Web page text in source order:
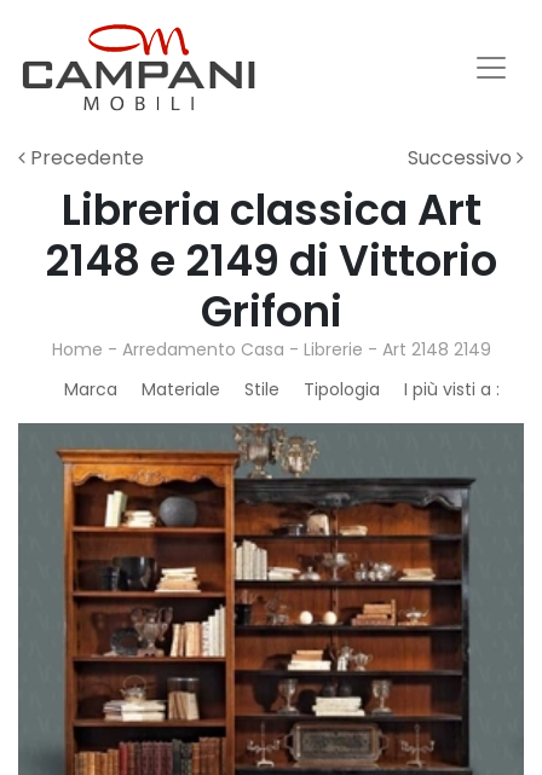
Precedente Successivo
Libreria classica Art
2148 e 2149 di Vittorio
Grifoni
Home - Arredamento Casa - Librerie - Art 2148 2149
Marca
Materiale Stile Tipologia I più visti a :